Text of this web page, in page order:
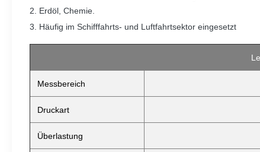
2. Erdöl, Chemie.
3. Häufig im Schifffahrts- und Luftfahrtsektor eingesetzt
Messbereich
Druckart
Überlastung